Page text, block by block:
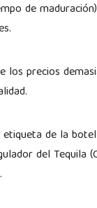
de
los precios
de la
del Tequila